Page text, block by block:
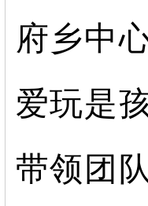
府乡中
爱玩是
带领团